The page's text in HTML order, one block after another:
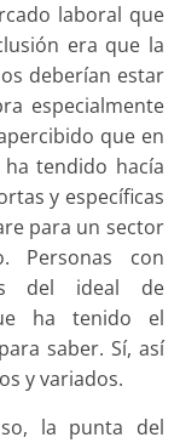
laboral que
era que la
deberían estar
especialmente
que en
tendido hacía
y específicas
para un sector
Personas con
del ideal de
ha tenido el
saber. Sí, así
y variados.
la punta del